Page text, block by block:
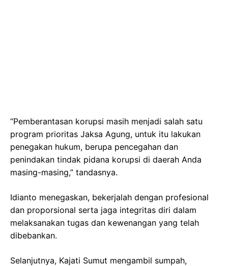
“Pemberantasan korupsi masih menjadi salah satu
program prioritas Jaksa Agung, untuk itu lakukan
penegakan hukum, berupa pencegahan dan
penindakan tindak pidana korupsi di daerah Anda
masing-masing,” tandasnya.
Idianto menegaskan, bekerjalah dengan profesional
dan proporsional serta jaga integritas diri dalam
melaksanakan tugas dan kewenangan yang telah
dibebankan.
Selanjutnya, Kajati Sumut mengambil sumpah,